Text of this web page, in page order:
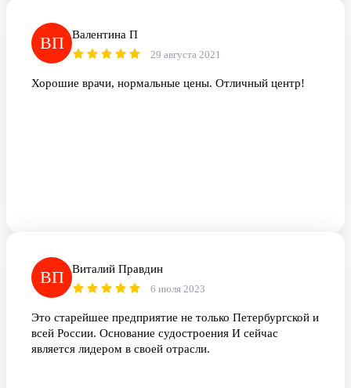
ВП Валентина П
29 августа 2021
Хорошие врачи, нормальные цены. Отличный центр!
ВП Виталий Правдин
6 июля 2023
Это старейшее предприятие не только Петербургской и
всей России. Основание судостроения И сейчас
является лидером в своей отрасли.